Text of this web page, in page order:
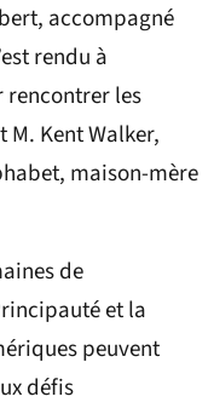
accompagné
rendu à
rencontrer les
Kent Walker,
maison-mère
de
et la
peuvent
défis